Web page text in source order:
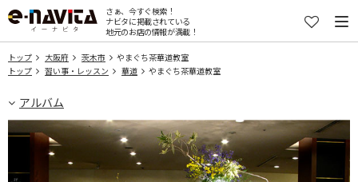
さぁ、今すぐ検索！
ナビタに掲載されている
地元のお店の情報が満載！
トップ 大阪府 茨木市
やまぐち茶華道教室
トップ
習い事・レッスン 華道 やまぐち茶華道教室
アルバム